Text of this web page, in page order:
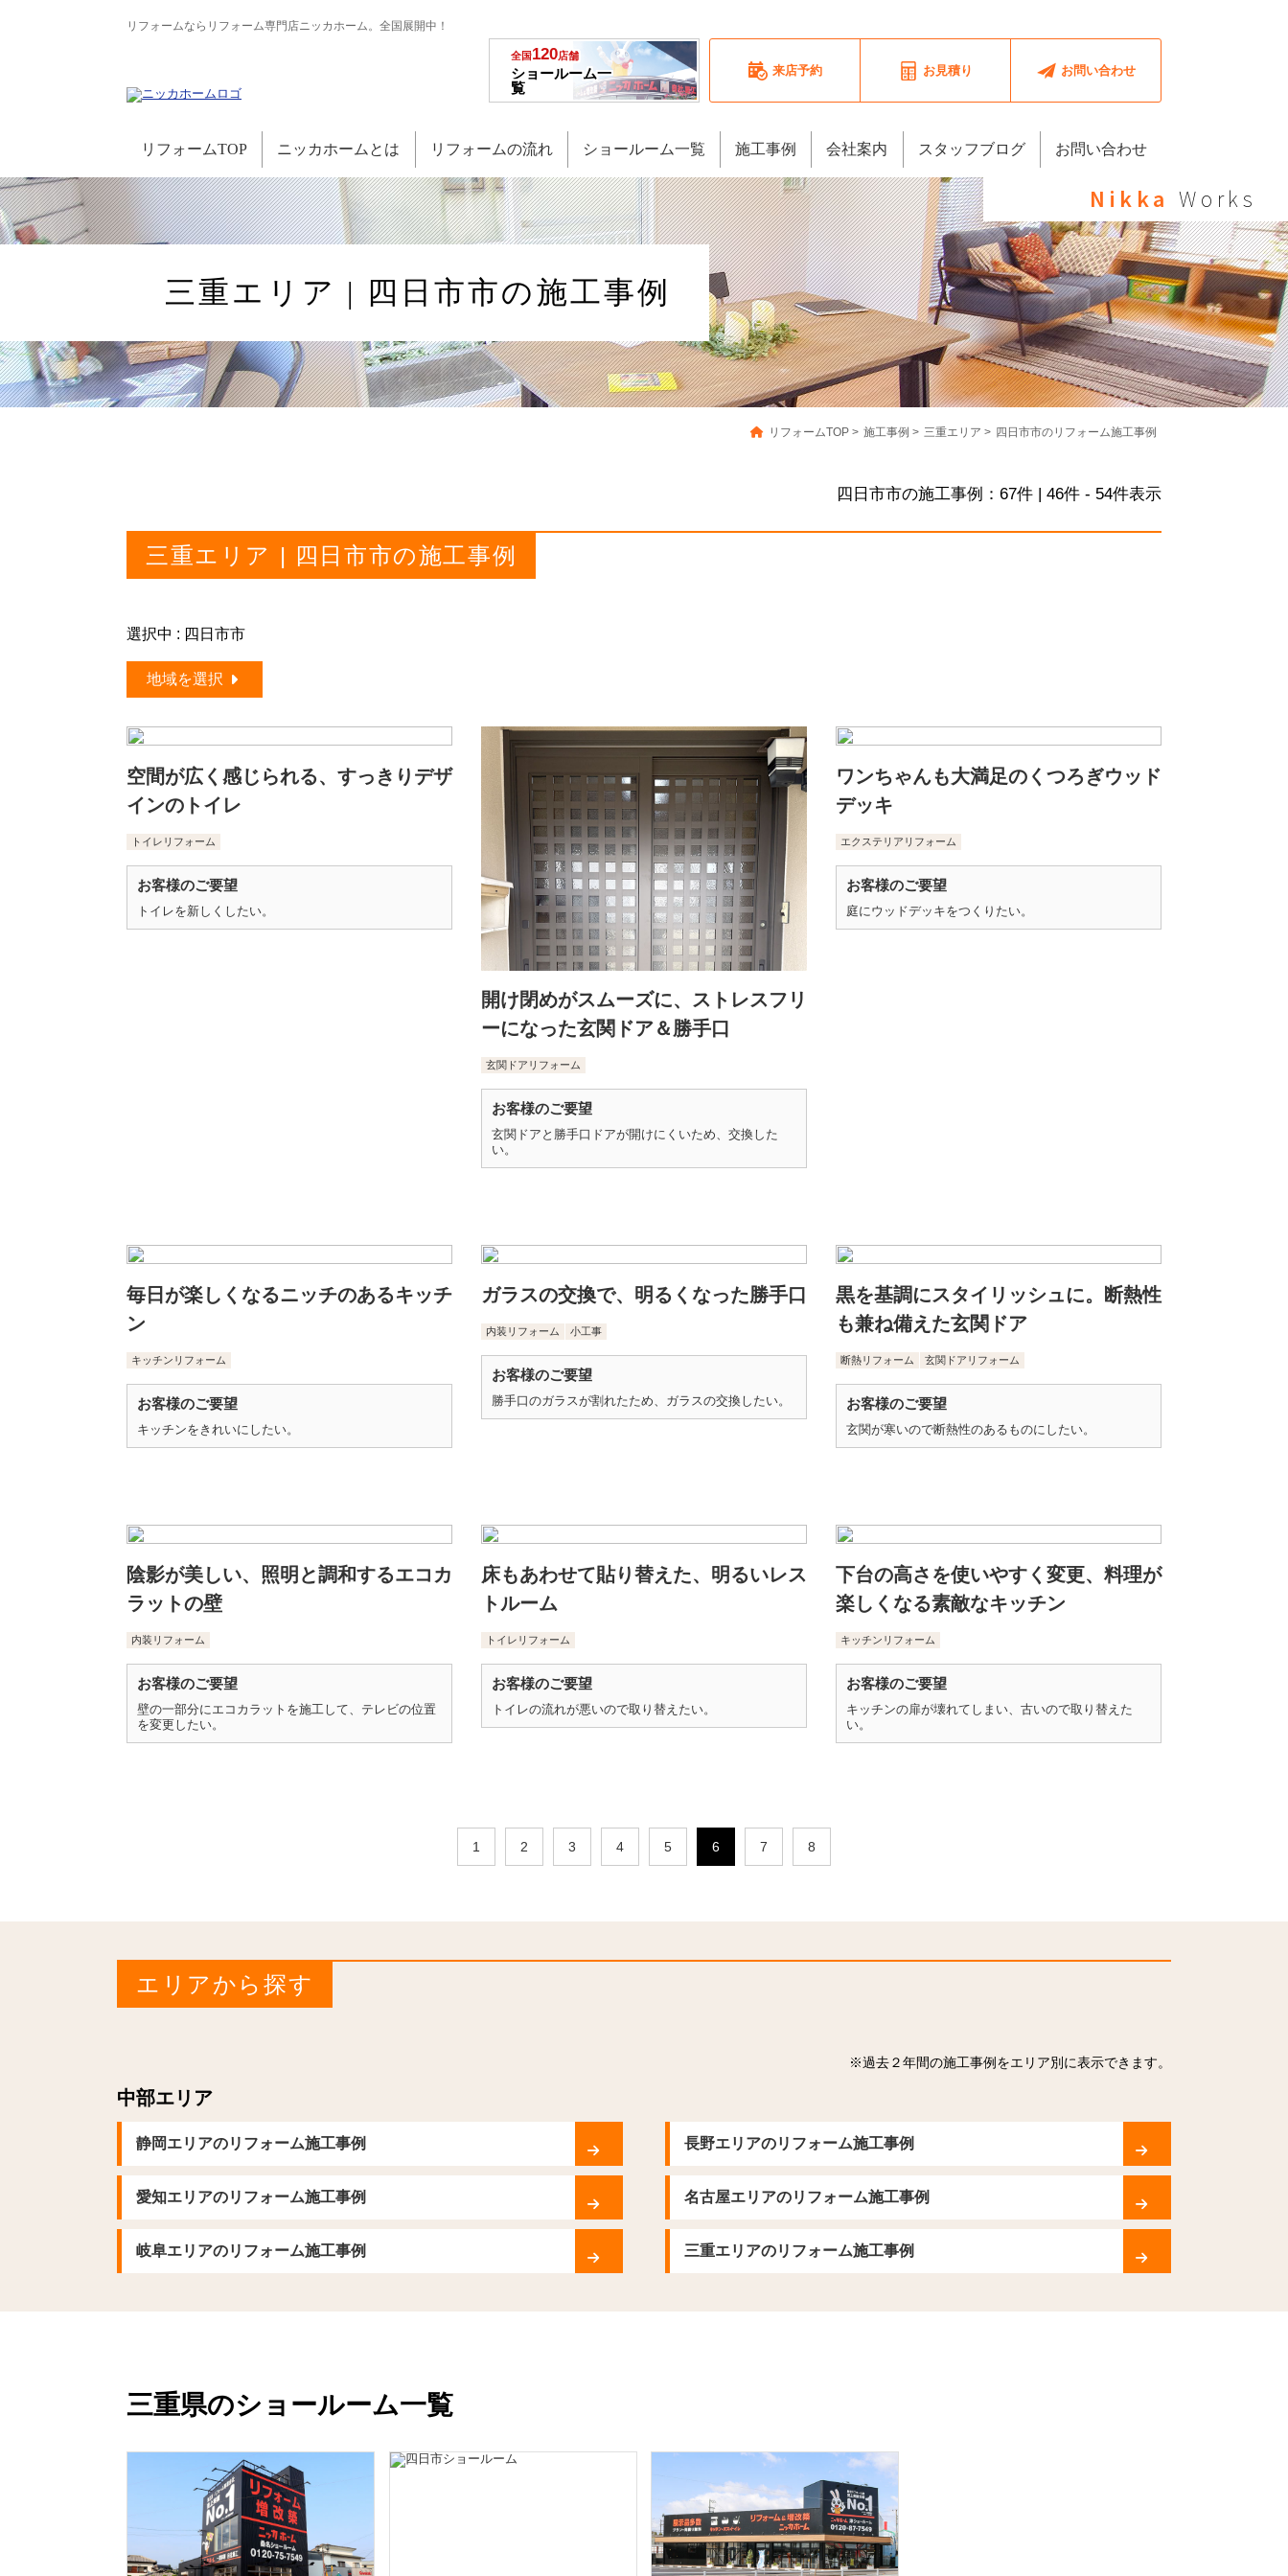
リフォームならリフォーム専門店ニッカホーム。全国展開中！
全国120店舗
ショールーム一
覧
来店予約 お見積り お問い合わせ
リフォームTOP ニッカホームとは リフォームの流れ ショールーム一覧 施工事例 会社案内 スタッフブログ お問い合わせ
Nikka Works
三重エリア | 四日市市の施工事例
リフォームTOP > 施工事例 > 三重エリア > 四日市市のリフォーム施工事例
四日市市の施工事例： 67件 | 46件 - 54件表示
三重エリア | 四日市市の施工事例
選択中 : 四日市市
地域を選択
空間が広く感じられる、すっきりデザ
インのトイレ
トイレリフォーム
お客様のご要望
トイレを新しくしたい。
開け閉めがスムーズに、ストレスフリ
ーになった玄関ドア＆勝手口
玄関ドアリフォーム
お客様のご要望
玄関ドアと勝手口ドアが開けにくいため、交換した
い。
ワンちゃんも大満足のくつろぎウッド
デッキ
エクステリアリフォーム
お客様のご要望
庭にウッドデッキをつくりたい。
毎日が楽しくなるニッチのあるキッチ
ン
キッチンリフォーム
お客様のご要望
キッチンをきれいにしたい。
ガラスの交換で、明るくなった勝手口
内装リフォーム 小工事
お客様のご要望
勝手口のガラスが割れたため、ガラスの交換したい。
黒を基調にスタイリッシュに。断熱性
も兼ね備えた玄関ドア
断熱リフォーム 玄関ドアリフォーム
お客様のご要望
玄関が寒いので断熱性のあるものにしたい。
陰影が美しい、照明と調和するエコカ
ラットの壁
内装リフォーム
お客様のご要望
壁の一部分にエコカラットを施工して、テレビの位置
を変更したい。
床もあわせて貼り替えた、明るいレス
トルーム
トイレリフォーム
お客様のご要望
トイレの流れが悪いので取り替えたい。
下台の高さを使いやすく変更、料理が
楽しくなる素敵なキッチン
キッチンリフォーム
お客様のご要望
キッチンの扉が壊れてしまい、古いので取り替えた
い。
1 2 3 4 5 6 7 8
エリアから探す
※過去２年間の施工事例をエリア別に表示できます。
中部エリア
静岡エリアのリフォーム施工事例 長野エリアのリフォーム施工事例
愛知エリアのリフォーム施工事例 名古屋エリアのリフォーム施工事例
岐阜エリアのリフォーム施工事例 三重エリアのリフォーム施工事例
三重県のショールーム一覧